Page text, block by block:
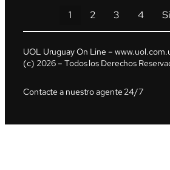
1
2 3 4
UOL Uruguay On Line –
(c) 2026 – Todos los Derechos
Contacte a nuestro agente 24/7